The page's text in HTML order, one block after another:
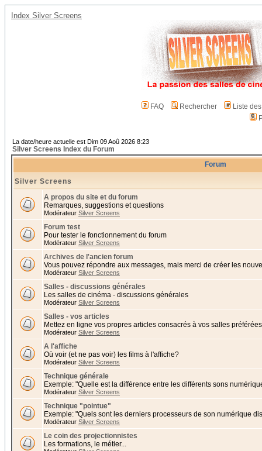
Index Silver Screens
FAQ Rechercher
Liste
La date/heure actuelle est Dim 09 Aoû 2026 8:23
Silver Screens Index du Forum
Forum
Silver Screens
A propos du site et du forum
Remarques, suggestions et questions
Modérateur Silver Screens
Forum test
Pour tester le fonctionnement du forum
Modérateur Silver Screens
Archives de l'ancien forum
Vous pouvez répondre aux messages, mais merci de créer les
Modérateur Silver Screens
Salles - discussions générales
Les salles de cinéma - discussions générales
Modérateur Silver Screens
Salles - vos articles
Mettez en ligne vos propres articles consacrés à vos salles
Modérateur Silver Screens
A l'affiche
Où voir (et ne pas voir) les films à l'affiche?
Modérateur Silver Screens
Technique générale
Exemple: "Quelle est la différence entre les différents sons
Modérateur Silver Screens
Technique "pointue"
Exemple: "Quels sont les derniers processeurs de son numérique
Modérateur Silver Screens
Le coin des projectionnistes
Les formations, le métier...